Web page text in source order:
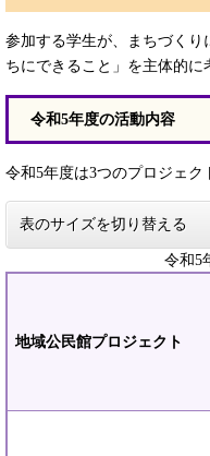
参加する学生が、まちづく
ちにできること」を主体的に
令和5年度の活動内容
令和5年度は3つのプロジェク
表のサイズを切り替える
令和5
地域公民館プロジェクト